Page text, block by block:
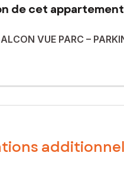
de cet appartement
VUE PARC –
(peintures murs et